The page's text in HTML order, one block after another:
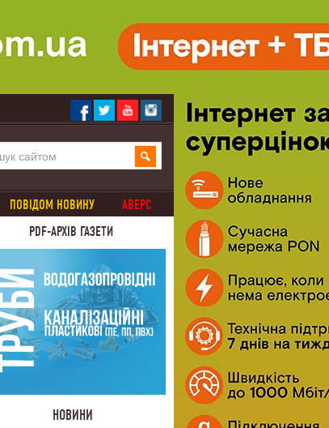
ПОВІДОМ НОВИНУ
АВЕРС
PDF-АРХІВ ГАЗЕТИ
НОВИНИ